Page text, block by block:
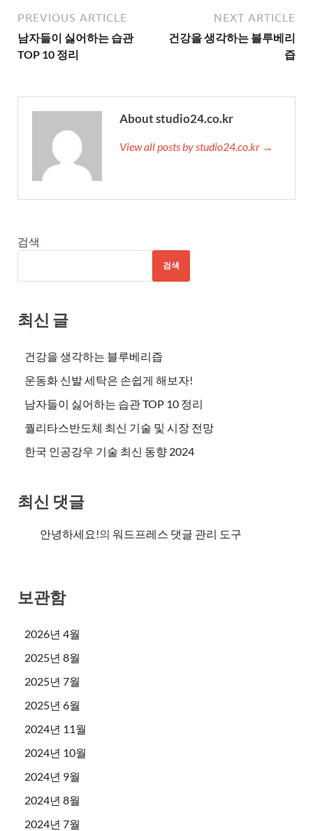
PREVIOUS ARTICLE
남자들이 싫어하는 습관
TOP 10 정리
NEXT ARTICLE
건강을 생각하는 블루베리
즙
About studio24.co.kr
View all posts by studio24.co.kr →
검색
검색
최신 글
건강을 생각하는 블루베리즙
운동화 신발 세탁은 손쉽게 해보자!
남자들이 싫어하는 습관 TOP 10 정리
퀄리타스반도체 최신 기술 및 시장 전망
한국 인공강우 기술 최신 동향 2024
최신 댓글
안녕하세요!의 워드프레스 댓글 관리 도구
보관함
2026년 4월
2025년 8월
2025년 7월
2025년 6월
2024년 11월
2024년 10월
2024년 9월
2024년 8월
2024년 7월